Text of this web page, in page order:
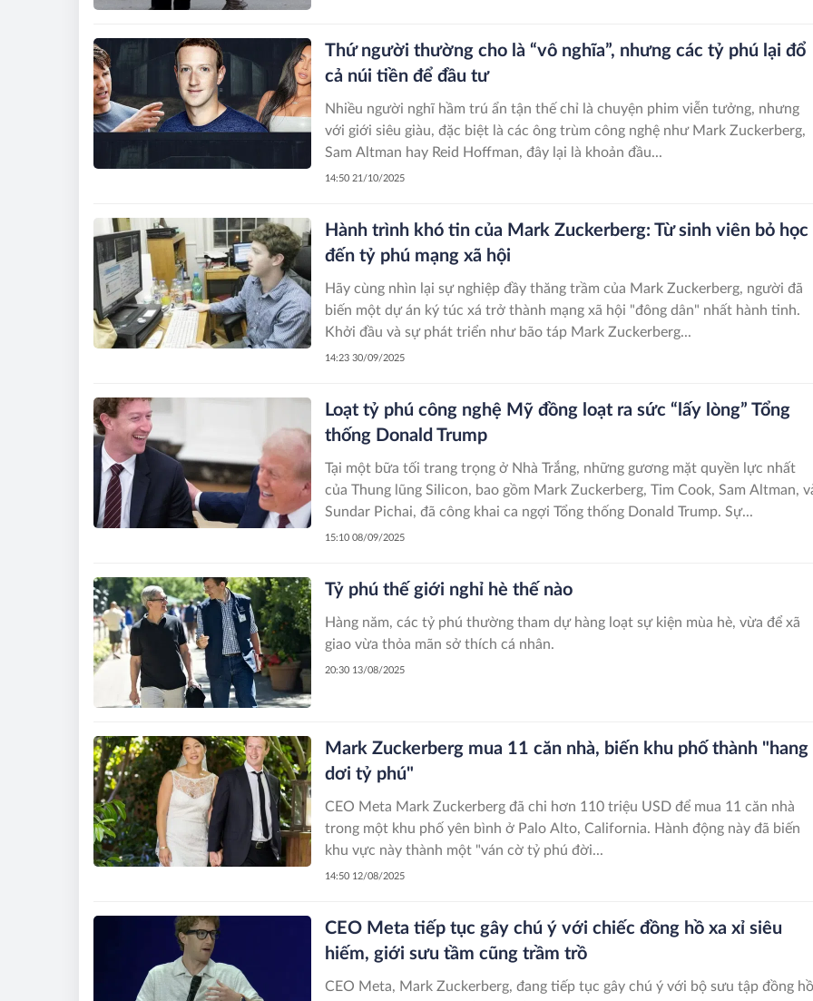
Thứ người thường cho là “vô nghĩa”, nhưng các tỷ phú lại đổ
cả núi tiền để đầu tư
Nhiều người nghĩ hầm trú ẩn tận thế chỉ là chuyện phim viễn tưởng, nhưng
với giới siêu giàu, đặc biệt là các ông trùm công nghệ như Mark Zuckerberg,
Sam Altman hay Reid Hoffman, đây lại là khoản đầu...
14:50 21/10/2025
Hành trình khó tin của Mark Zuckerberg: Từ sinh viên bỏ học
đến tỷ phú mạng xã hội
Hãy cùng nhìn lại sự nghiệp đầy thăng trầm của Mark Zuckerberg, người đã
biến một dự án ký túc xá trở thành mạng xã hội "đông dân" nhất hành tinh.
Khởi đầu và sự phát triển như bão táp Mark Zuckerberg...
14:23 30/09/2025
Loạt tỷ phú công nghệ Mỹ đồng loạt ra sức “lấy lòng” Tổng
thống Donald Trump
Tại một bữa tối trang trọng ở Nhà Trắng, những gương mặt quyền lực nhất
của Thung lũng Silicon, bao gồm Mark Zuckerberg, Tim Cook, Sam Altman,
Sundar Pichai, đã công khai ca ngợi Tổng thống Donald Trump. Sự...
15:10 08/09/2025
Tỷ phú thế giới nghỉ hè thế nào
Hàng năm, các tỷ phú thường tham dự hàng loạt sự kiện mùa hè, vừa để xã
giao vừa thỏa mãn sở thích cá nhân.
20:30 13/08/2025
Mark Zuckerberg mua 11 căn nhà, biến khu phố thành "hang
dơi tỷ phú"
CEO Meta Mark Zuckerberg đã chi hơn 110 triệu USD để mua 11 căn nhà
trong một khu phố yên bình ở Palo Alto, California. Hành động này đã biến
khu vực này thành một "ván cờ tỷ phú đời...
14:50 12/08/2025
CEO Meta tiếp tục gây chú ý với chiếc đồng hồ xa xỉ siêu
hiếm, giới sưu tầm cũng trầm trồ
CEO Meta, Mark Zuckerberg, đang tiếp tục gây chú ý với bộ sưu tập đồng hồ